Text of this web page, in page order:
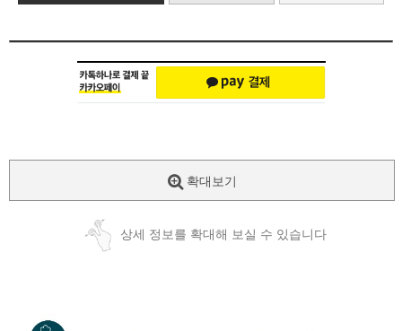
확대보기
상세 정보를 확대해 보실 수 있습니다